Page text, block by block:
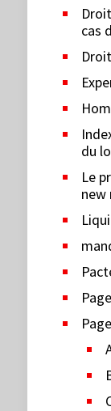
cas
du
Le
new